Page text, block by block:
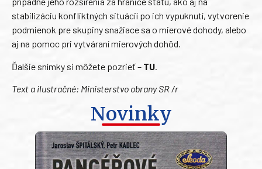
stabilizáciu konfliktných situácií po ich vypuknutí, vytvorenie
podmienok pre skupiny snažiace sa o mierové dohody, alebo
aj na pomoc pri vytváraní mierových dohôd.
Ďalšie snímky si môžete pozrieť – TU
Text a ilustračné: Ministerstvo obrany SR /r
Novinky